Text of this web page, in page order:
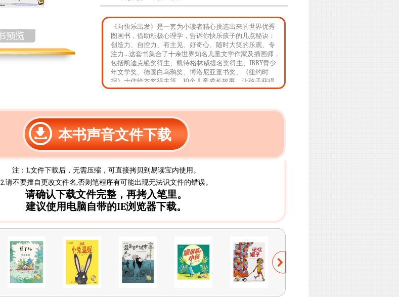
《向快乐出发》是一套为小读者精心挑选出来的世界优秀
图画书，借助积极心理学，告诉你快乐孩子的几点秘诀：
创造力、自控力、有主见、好奇心、随时大笑的乐观、专
注力…这套书集合了十余世界知名儿童文学作家及插画师，
包括凯迪克银奖得主、凯特·格林威提名奖得主、IBBY青少
年文学奖、德国白乌鸦奖、博洛尼亚童书奖、《纽约时
报》十佳绘本奖得主等。10个儿童成长故事，让孩子获得
积极乐观的人生态度和成长的勇气。
本书声音文件下载
注：1.文件下载后，无需压缩，可直接拷贝到易读宝内使用。
2.请不要擅自更改文件名,否则笔程序有可能出现无法识文件的错误。
请确认下载文件完整，再拷入笔里。
建议使用电脑自带的IE浏览器下载。